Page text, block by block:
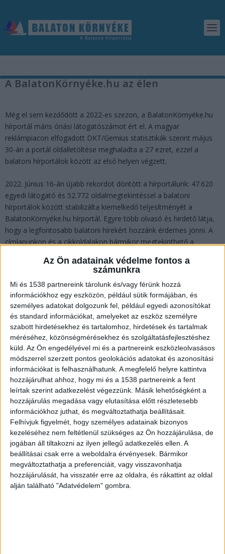
Az Ön adatainak védelme fontos a
számunkra
Mi és 1538 partnereink tárolunk és/vagy férünk hozzá
információkhoz egy eszközön, például sütik formájában, és
személyes adatokat dolgozunk fel, például egyedi azonosítókat
és standard információkat, amelyeket az eszköz személyre
szabott hirdetésekhez és tartalomhoz, hirdetések és tartalmak
méréséhez, közönségmérésekhez és szolgáltatásfejlesztéshez
küld. Az Ön engedélyével mi és a partnereink eszközleolvasásos
módszerrel szerzett pontos geolokációs adatokat és azonosítási
információkat is felhasználhatunk. A megfelelő helyre kattintva
hozzájárulhat ahhoz, hogy mi és a 1538 partnereink a fent
leírtak szerint adatkezelést végezzünk. Másik lehetőségként a
hozzájárulás megadása vagy elutasítása előtt részletesebb
információkhoz juthat, és megváltoztathatja beállításait.
Felhívjuk figyelmét, hogy személyes adatainak bizonyos
kezeléséhez nem feltétlenül szükséges az Ön hozzájárulása, de
jogában áll tiltakozni az ilyen jellegű adatkezelés ellen. A
beállításai csak erre a weboldalra érvényesek. Bármikor
megváltoztathatja a preferenciáit, vagy visszavonhatja
hozzájárulását, ha visszatér erre az oldalra, és rákattint az oldal
alján található "Adatvédelem" gombra.
A BalatonKörnyéke.hu az élen
Még el sem kezdődött a 2022-es szezon, a BalatonKörnyéke.hu
hírportál máris óriási látogatószámot ért el. A magyar
reklámpiacon elfogadott DKT/Gemius statisztikák szerint május
30-án a portál oldalletöltése meghaladta a 27 ezret, ezzel a
balatoni hírportálok között az első helyen végzett.
2022. Június 16-án újabb rekordot döntött a hírportálunk: 47.620
egyedi látogató és 52.772 oldalmegtekintéssel a balatoni
hírportálok között stabilizálta kiemelkedő teljesítményét a
BalatonKörnyéke.hu hírportál. Egyre több olvasó és hirdető látja,
hogy a legfontosabb balatoni hírekért hozzánk érdemes jönni. A
címlapunkon és a cikkoldalakon bármikor megtekinthető a
viharjelzés-térképe, melyet az Országos Katasztrófavédelmi
Köszönjük olvasóink bizalmát!
AKTUÁLIS IDŐJÁRÁS
BALATONI KISOKOS 2026
Viharjelzés online
Legjobb balatoni strandok
Kompok menetrendje
Balatoni hajók menetrendje